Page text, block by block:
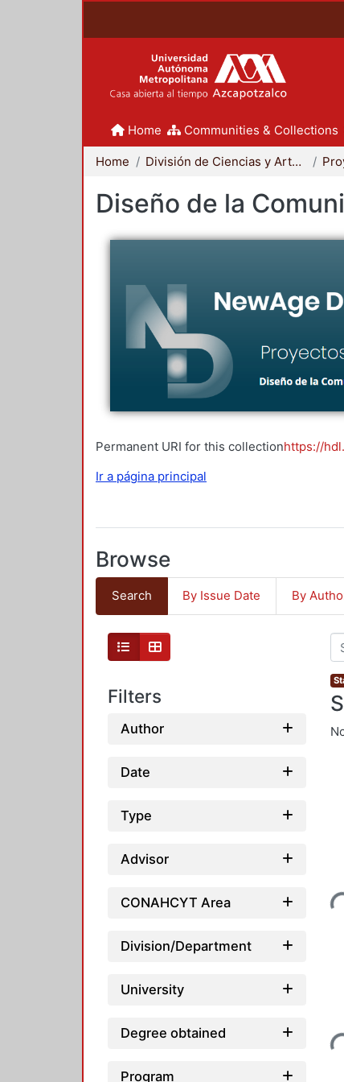
Home Communities & Collections
Home División de Ciencias y Artes para el Diseño
Diseño de la
Permanent URI for this collectionhttps://
Ir a página principal
Browse
Search By Issue Date By
Filters
Author
Date
Type
Advisor
CONAHCYT Area
Division/Department
University
Degree obtained
Program